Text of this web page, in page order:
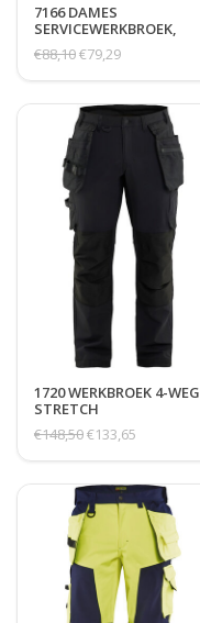
7166 DAMES
SERVICEWERKBROEK,
STRETCH
€88,10€79,29
1720 WERKBROEK 4-WEG
STRETCH
€148,50€133,65